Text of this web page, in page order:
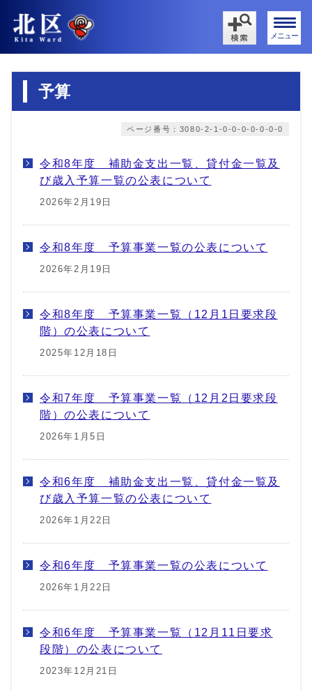
メニュー
予算
ページ番号：3080-2-1-0-0-0-0-0-0-0
令和8年度 補助金支出一覧、貸付金一覧及
び歳入予算一覧の公表について
2026年2月19日
令和8年度 予算事業一覧の公表について
2026年2月19日
令和8年度 予算事業一覧（12月1日要求段
階）の公表について
2025年12月18日
令和7年度 予算事業一覧（12月2日要求段
階）の公表について
2026年1月5日
令和6年度 補助金支出一覧、貸付金一覧及
び歳入予算一覧の公表について
2026年1月22日
令和6年度 予算事業一覧の公表について
2026年1月22日
令和6年度 予算事業一覧（12月11日要求
段階）の公表について
2023年12月21日